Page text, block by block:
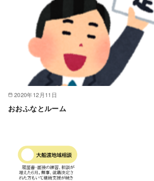
2020年12月11日
おおふなとルーム